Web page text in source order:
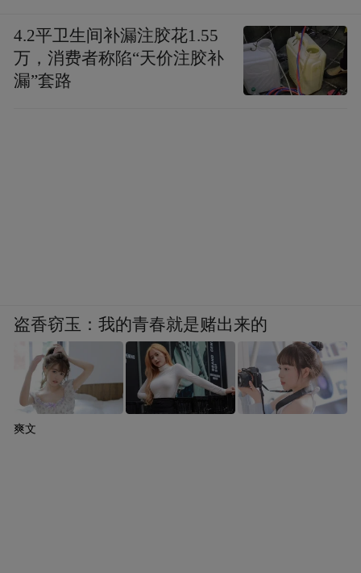
4.2平卫生间补漏注胶花1.55
万，消费者称陷“天价注胶补
漏”套路
盗香窃玉：我的青春就是赌出来的
爽文